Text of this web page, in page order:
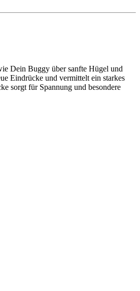
Dein Buggy über sanfte Hügel und
Eindrücke und vermittelt ein starkes
sorgt für Spannung und besondere